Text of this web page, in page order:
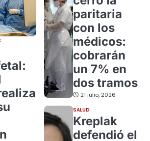
paritaria
con los
médicos:
cobrarán
un 7% en
dos tramos
21 julio, 2026
SALUD
Kreplak
defendió el